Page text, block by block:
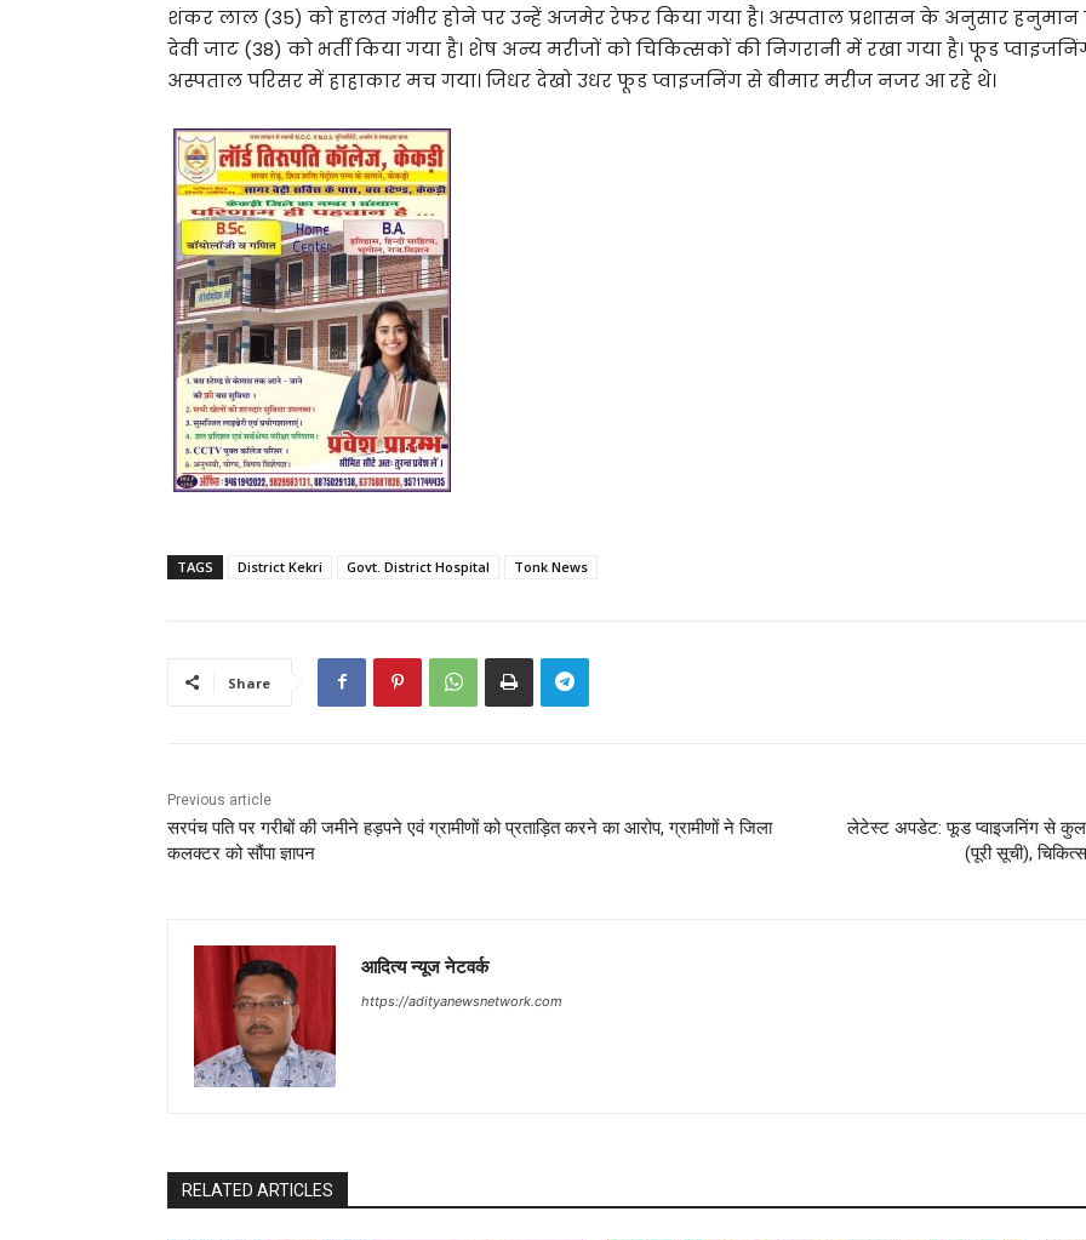
शंकर लाल (35) को हालत गंभीर होने पर उन्हें अजमेर रेफर किया गया है। अस्पताल प्रशासन के अनुसार हनुमान
देवी जाट (38) को भर्ती किया गया है। शेष अन्य मरीजों को चिकित्सकों की निगरानी में रखा गया है। फूड
अस्पताल परिसर में हाहाकार मच गया। जिधर देखो उधर फूड प्वाइजनिंग से बीमार मरीज नजर आ रहे थे।
TAGS District Kekri Govt. District Hospital Tonk News
Share
Previous article
सरपंच पति पर गरीबों की जमीने हड़पने एवं ग्रामीणों को प्रताड़ित करने का आरोप, ग्रामीणों ने जिला
कलक्टर को सौंपा ज्ञापन
लेटेस्ट अपडेट: फूड प्वाइजनिंग से कुल
(पूरी सूची),
आदित्य न्यूज नेटवर्क
https://adityanewsnetwork.com
RELATED ARTICLES